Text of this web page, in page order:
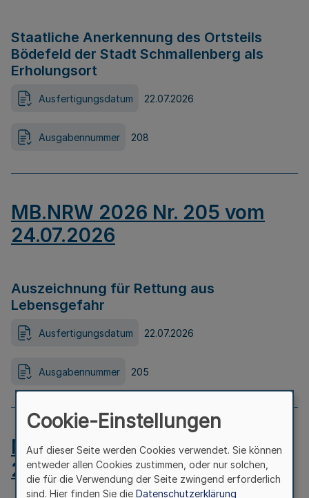
Staatliche Anerkennung des Ortsteils
Bödefeld der Stadt Schmallenberg als
Erholungsort
Ausfertigungsdatum 22.07.2026
Ausgabennummer 208
MB.NRW 2026 Nr. 205 vom
24.07.2026
Auszeichnung für Rettung aus
Lebensgefahr
Ausfertigungsdatum 22.07.2026
Ausgabennummer 205
MB.NRW 2026 Nr. 204 vom
24.07.2026
Cookie-Einstellungen
Auf dieser Seite werden Cookies verwendet. Sie können
entweder allen Cookies zustimmen, oder nur solchen,
die für die Verwendung der Seite zwingend erforderlich
sind. Hier finden Sie die Datenschutzerklärung